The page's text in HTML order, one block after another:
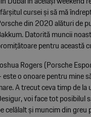
cursei și să mă
din 2020 alături de
Datorită muncii
pentru această
Rogers (Porsche
este o onoare pentru mine
A trecut ceva timp de
voi face tot posibilul
celălalt și muncim din